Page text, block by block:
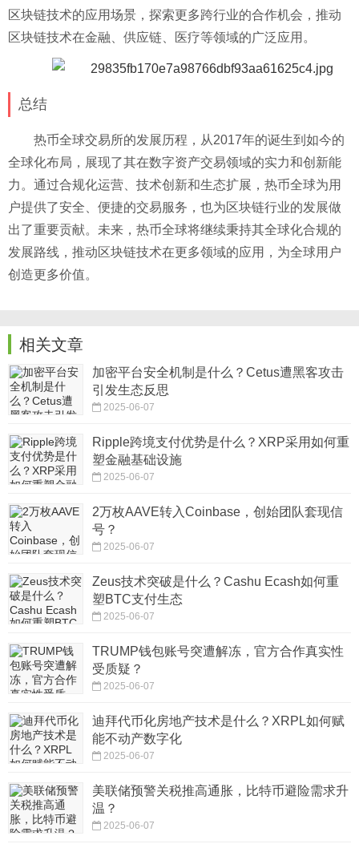
区块链技术的应用场景，探索更多跨行业的合作机会，推动
区块链技术在金融、供应链、医疗等领域的广泛应用。
总结
热币全球交易所的发展历程，从2017年的诞生到如今的
全球化布局，展现了其在数字资产交易领域的实力和创新能
力。通过合规化运营、技术创新和生态扩展，热币全球为用
户提供了安全、便捷的交易服务，也为区块链行业的发展做
出了重要贡献。未来，热币全球将继续秉持其全球化合规的
发展路线，推动区块链技术在更多领域的应用，为全球用户
创造更多价值。
相关文章
加密平台安全机制是什么？Cetus遭黑客攻击
引发生态反思
2025-06-07
Ripple跨境支付优势是什么？XRP采用如何重
塑金融基础设施
2025-06-07
2万枚AAVE转入Coinbase，创始团队套现信
号？
2025-06-07
Zeus技术突破是什么？Cashu Ecash如何重
塑BTC支付生态
2025-06-07
TRUMP钱包账号突遭解冻，官方合作真实性
受质疑？
2025-06-07
迪拜代币化房地产技术是什么？XRPL如何赋
能不动产数字化
2025-06-07
美联储预警关税推高通胀，比特币避险需求升
温？
2025-06-07